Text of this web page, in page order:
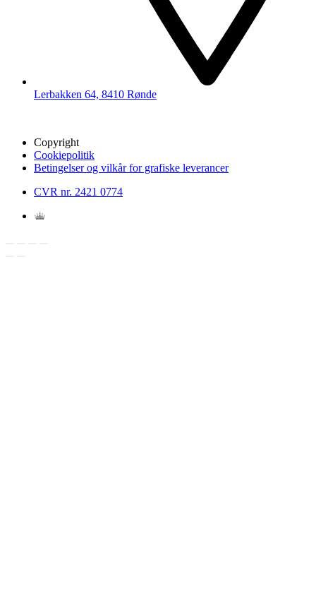
Lerbakken 64, 8410 Rønde
Copyright
Cookiepolitik
Betingelser og vilkår for grafiske leverancer
CVR nr. 2421 0774